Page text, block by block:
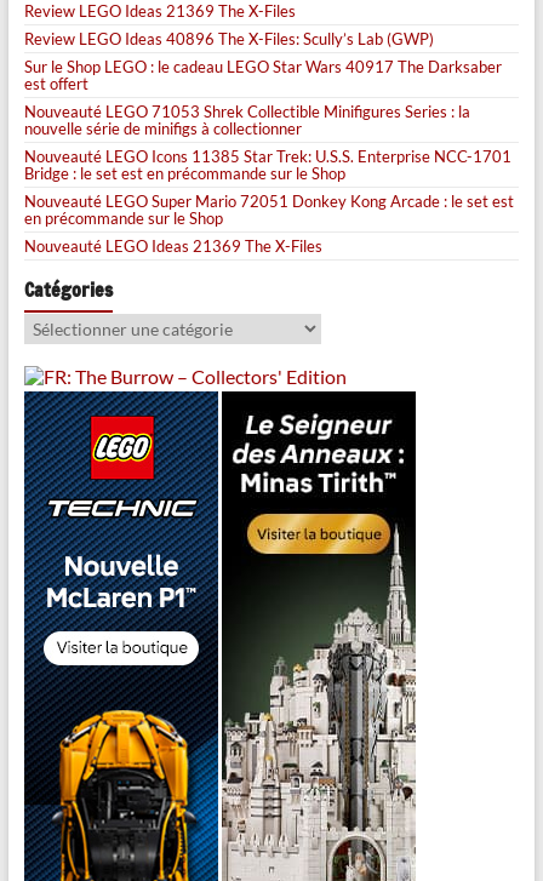
Review LEGO Ideas 21369 The X-Files
Review LEGO Ideas 40896 The X-Files: Scully’s Lab (GWP)
Sur le Shop LEGO : le cadeau LEGO Star Wars 40917 The Darksaber
est offert
Nouveauté LEGO 71053 Shrek Collectible Minifigures Series : la
nouvelle série de minifigs à collectionner
Nouveauté LEGO Icons 11385 Star Trek: U.S.S. Enterprise NCC-1701
Bridge : le set est en précommande sur le Shop
Nouveauté LEGO Super Mario 72051 Donkey Kong Arcade : le set est
en précommande sur le Shop
Nouveauté LEGO Ideas 21369 The X-Files
Catégories
Catégories